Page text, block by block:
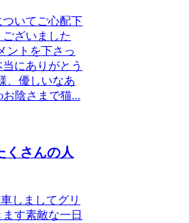
いてご心配下
ざいました
ントを下さっ
にありがとう
、優しいなあ
陰さまで猫...
くさんの人
しましてグリ
す素敵な一日